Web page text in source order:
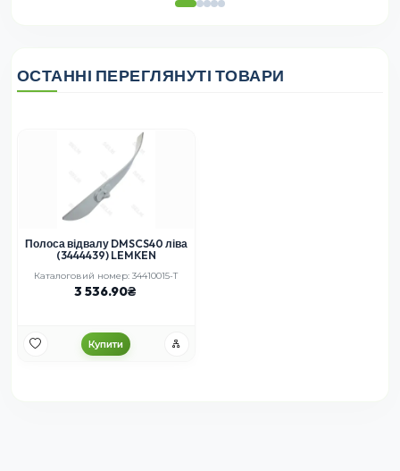
ОСТАННІ ПЕРЕГЛЯНУТІ ТОВАРИ
Полоса відвалу DMSCS40 ліва
(3444439) LEMKEN
Каталоговий номер: 34410015-T
3 536.90
Купити